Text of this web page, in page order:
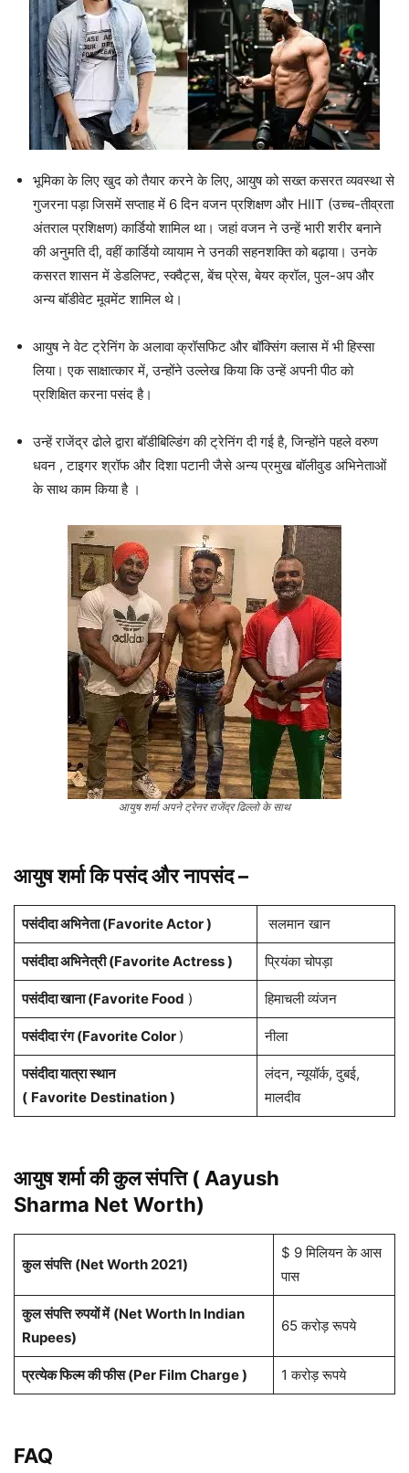
भूमिका के लिए खुद को तैयार करने के लिए, आयुष को सख्त कसरत व्यवस्था से
गुजरना पड़ा जिसमें सप्ताह में 6 दिन वजन प्रशिक्षण और HIIT (उच्च-तीव्रता
अंतराल प्रशिक्षण) कार्डियो शामिल था। जहां वजन ने उन्हें भारी शरीर बनाने
की अनुमति दी, वहीं कार्डियो व्यायाम ने उनकी सहनशक्ति को बढ़ाया। उनके
कसरत शासन में डेडलिफ्ट, स्क्वैट्स, बेंच प्रेस, बेयर क्रॉल, पुल-अप और
अन्य बॉडीवेट मूवमेंट शामिल थे।
आयुष ने वेट ट्रेनिंग के अलावा क्रॉसफिट और बॉक्सिंग क्लास में भी हिस्सा
लिया। एक साक्षात्कार में, उन्होंने उल्लेख किया कि उन्हें अपनी पीठ को
प्रशिक्षित करना पसंद है।
उन्हें राजेंद्र ढोले द्वारा बॉडीबिल्डिंग की ट्रेनिंग दी गई है, जिन्होंने पहले वरुण
धवन , टाइगर श्रॉफ और दिशा पटानी जैसे अन्य प्रमुख बॉलीवुड अभिनेताओं
के साथ काम किया है ।
आयुष शर्मा अपने ट्रेनर राजेंद्र ढिल्लो के साथ
आयुष शर्मा कि पसंद और नापसंद –
पसंदीदा अभिनेता (Favorite Actor ) सलमान खान
पसंदीदा अभिनेत्री (Favorite Actress ) प्रियंका चोपड़ा
पसंदीदा खाना (Favorite Food ) हिमाचली व्यंजन
पसंदीदा रंग (Favorite Color ) नीला
पसंदीदा यात्रा स्थान
( Favorite Destination )
लंदन, न्यूयॉर्क, दुबई,
मालदीव
आयुष शर्मा की कुल संपत्ति ( Aayush
Sharma Net Worth)
कुल संपत्ति (Net Worth 2021)
$ 9 मिलियन के आस
पास
कुल संपत्ति रुपयों में (Net Worth In Indian
Rupees)
65 करोड़ रूपये
प्रत्येक फिल्म की फीस (Per Film Charge ) 1 करोड़ रूपये
FAQ